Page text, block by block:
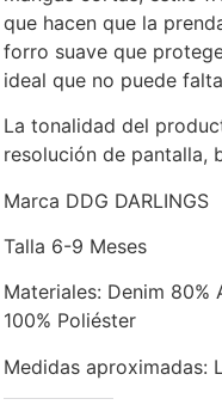
que hacen que la
forro suave que
ideal que no puede
La tonalidad del
resolución de pantalla,
Marca DDG DARLINGS
Talla 6-9 Meses
Materiales: Denim
100% Poliéster
Medidas aproximadas: